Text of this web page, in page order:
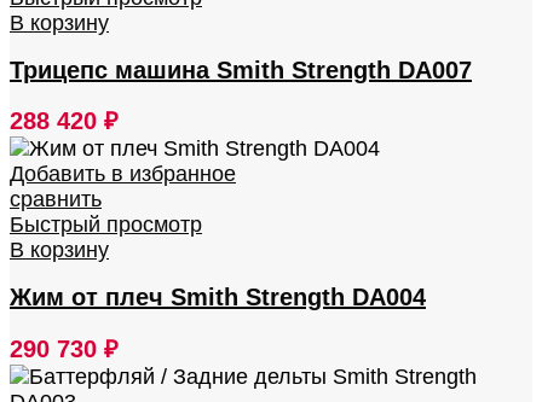
В корзину
Трицепс машина Smith Strength DA007
288 420 ₽
Добавить в избранное
сравнить
Быстрый просмотр
В корзину
Жим от плеч Smith Strength DA004
290 730 ₽